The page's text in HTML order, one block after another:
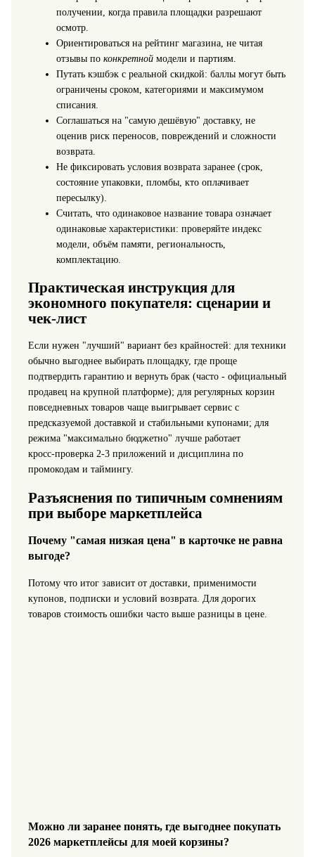
получении, когда правила площадки разрешают
осмотр.
Ориентироваться на рейтинг магазина, не читая
отзывы по конкретноймодели и партиям.
Путать кэшбэк с реальной скидкой: баллы могут быть
ограничены сроком, категориями и максимумом
списания.
Соглашаться на "самую дешёвую" доставку, не
оценив риск переносов, повреждений и сложности
возврата.
Не фиксировать условия возврата заранее (срок,
состояние упаковки, пломбы, кто оплачивает
пересылку).
Считать, что одинаковое название товара означает
одинаковые характеристики: проверяйте индекс
модели, объём памяти, региональность,
комплектацию.
Практическая инструкция для
экономного покупателя: сценарии и
чек-лист
Если нужен "лучший" вариант без крайностей: для техники
обычно выгоднее выбирать площадку, где проще
подтвердить гарантию и вернуть брак (часто - официальный
продавец на крупной платформе); для регулярных корзин
повседневных товаров чаще выигрывает сервис с
предсказуемой доставкой и стабильными купонами; для
режима "максимально бюджетно" лучше работает
кросс‑проверка 2-3 приложений и дисциплина по
промокодам и таймингу.
Разъяснения по типичным сомнениям
при выборе маркетплейса
Почему "самая низкая цена" в карточке не равна
выгоде?
Потому что итог зависит от доставки, применимости
купонов, подписки и условий возврата. Для дорогих
товаров стоимость ошибки часто выше разницы в цене.
Можно ли заранее понять, где выгоднее покупать
2026 маркетплейсы для моей корзины?